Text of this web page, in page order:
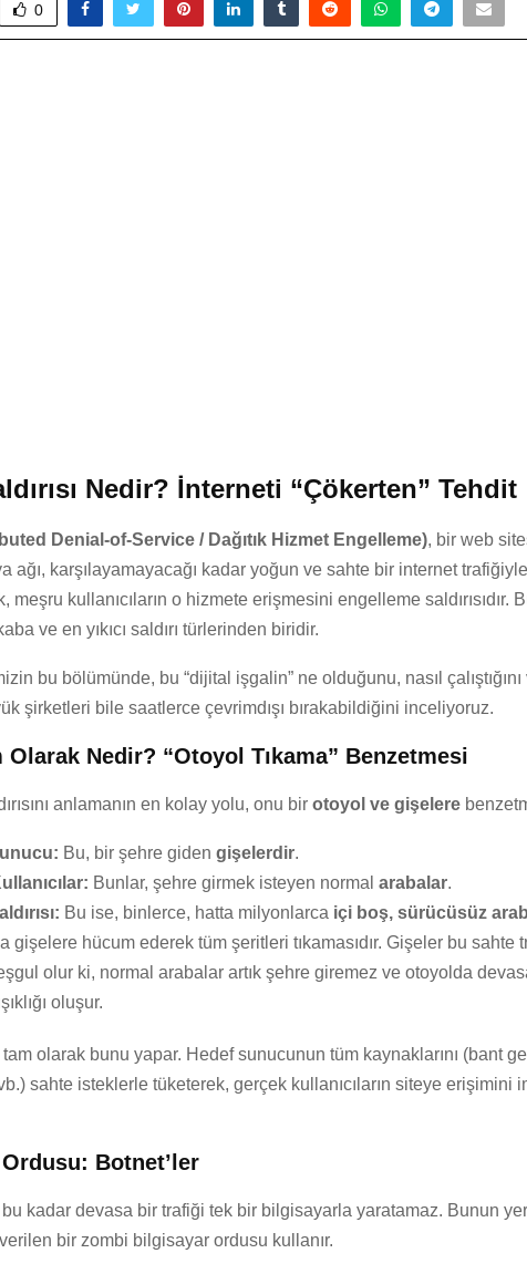
0
Nedir? İnterneti “Çökerten” Tehdit
Denial-of-Service / Dağıtık Hizmet Engelleme), bir web
ağı, karşılayamayacağı kadar yoğun ve sahte bir internet trafiğiyle
meşru kullanıcıların o hizmete erişmesini engelleme saldırısıdır.
ve en yıkıcı saldırı türlerinden biridir.
bu bölümünde, bu “dijital işgalin” ne olduğunu, nasıl çalıştığını
şirketleri bile saatlerce çevrimdışı bırakabildiğini inceliyoruz.
Olarak Nedir? “Otoyol Tıkama” Benzetmesi
anlamanın en kolay yolu, onu bir otoyol ve gişelere
Bu, bir şehre giden gişelerdir.
Bunlar, şehre girmek isteyen normal arabalar.
Bu ise, binlerce, hatta milyonlarca içi boş, sürücüsüz
gişelere hücum ederek tüm şeritleri tıkamasıdır. Gişeler bu sahte
olur ki, normal arabalar artık şehre giremez ve otoyolda
oluşur.
olarak bunu yapar. Hedef sunucunun tüm kaynaklarını (bant
sahte isteklerle tüketerek, gerçek kullanıcıların siteye erişimini
Ordusu: Botnet’ler
bu kadar devasa bir trafiği tek bir bilgisayarla yaratamaz. Bunun
bir zombi bilgisayar ordusu kullanır.